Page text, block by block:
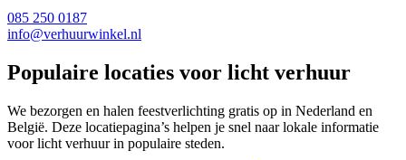
085 250 0187
info@verhuurwinkel.nl
Populaire locaties voor licht verhuur
We bezorgen en halen feestverlichting gratis op in Nederland en
België. Deze locatiepagina’s helpen je snel naar lokale informatie
voor licht verhuur in populaire steden.